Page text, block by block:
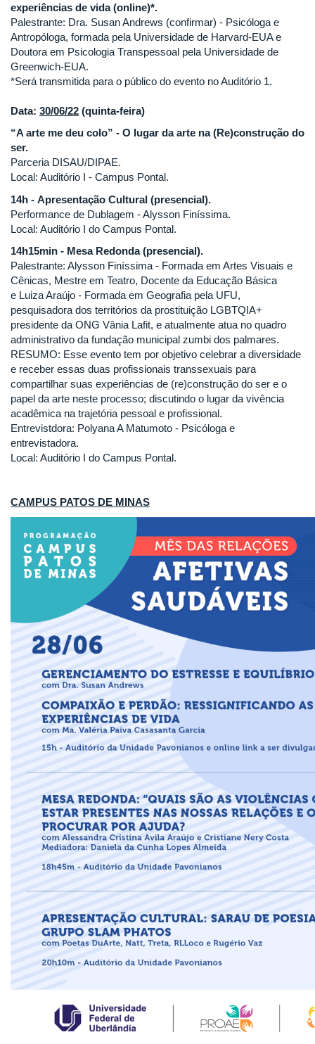
experiências de vida (online)*.
Palestrante: Dra. Susan Andrews (confirmar) - Psicóloga e
Antropóloga, formada pela Universidade de Harvard-EUA e
Doutora em Psicologia Transpessoal pela Universidade de
Greenwich-EUA.
*Será transmitida para o público do evento no Auditório 1.
Data: 30/06/22 (quinta-feira)
“A arte me deu colo” - O lugar da arte na (Re)construção do
ser.
Parceria DISAU/DIPAE.
Local: Auditório I - Campus Pontal.
14h - Apresentação Cultural (presencial).
Performance de Dublagem - Alysson Finíssima.
Local: Auditório I do Campus Pontal.
14h15min - Mesa Redonda (presencial).
Palestrante: Alysson Finíssima - Formada em Artes Visuais e
Cênicas, Mestre em Teatro, Docente da Educação Básica
e Luiza Araújo - Formada em Geografia pela UFU,
pesquisadora dos territórios da prostituição LGBTQIA+
presidente da ONG Vânia Lafit, e atualmente atua no quadro
administrativo da fundação municipal zumbi dos palmares.
RESUMO: Esse evento tem por objetivo celebrar a diversidade
e receber essas duas profissionais transsexuais para
compartilhar suas experiências de (re)construção do ser e o
papel da arte neste processo; discutindo o lugar da vivência
acadêmica na trajetória pessoal e profissional.
Entrevistdora: Polyana A Matumoto - Psicóloga e
entrevistadora.
Local: Auditório I do Campus Pontal.
CAMPUS PATOS DE MINAS